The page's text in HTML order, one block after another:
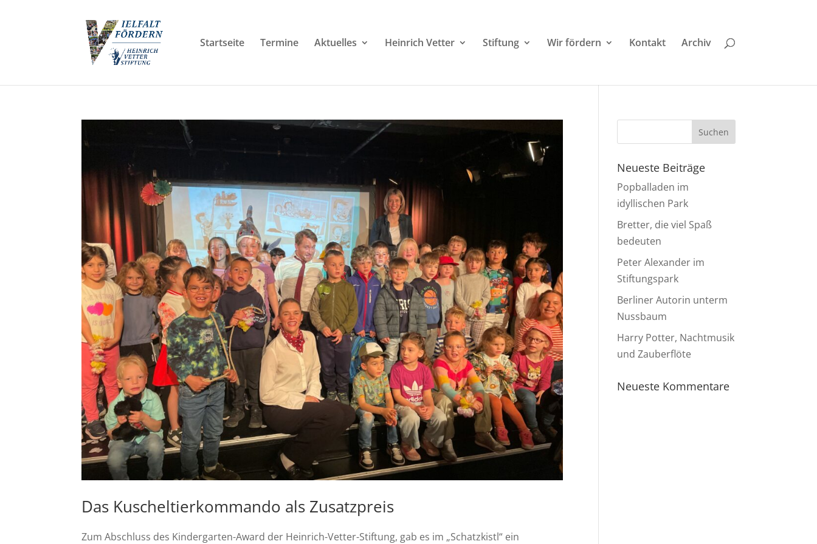
Startseite Termine Aktuelles Heinrich Vetter Stiftung Wir fördern Kontakt Archiv
Das Kuscheltierkommando als Zusatzpreis
Zum Abschluss des Kindergarten-Award der Heinrich-Vetter-Stiftung, gab es im „Schatzkistl“ ein
Neueste Beiträge
Popballaden im
idyllischen Park
Bretter, die viel Spaß
bedeuten
Peter Alexander im
Stiftungspark
Berliner Autorin unterm
Nussbaum
Harry Potter, Nachtmusik
und Zauberflöte
Neueste Kommentare